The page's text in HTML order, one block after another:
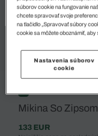
%
Mikina So
133 EUR
súborov cookie na fungovanie
chcete spravovať svoje
na tlačidlo „Spravovať súbory
cookie sa môžete oboznámiť, aby
Nastavenia súborov
cookie